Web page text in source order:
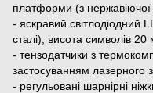
платформи (з нержавіючої
- яскравий світлодіодний
сталі), висота символів 20
- тензодатчики з
застосуванням лазерного
- регульовані шарнірні